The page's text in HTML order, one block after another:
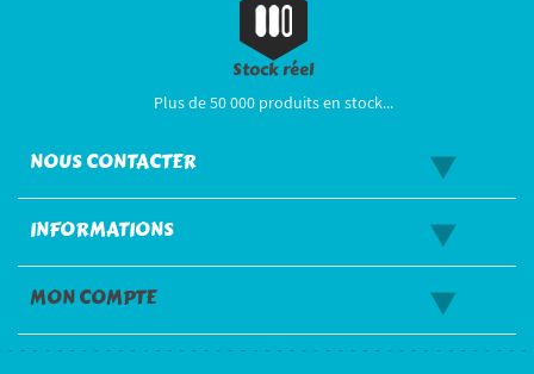
Stock réel
Plus de 50 000 produits en stock...
NOUS CONTACTER
INFORMATIONS
MON COMPTE